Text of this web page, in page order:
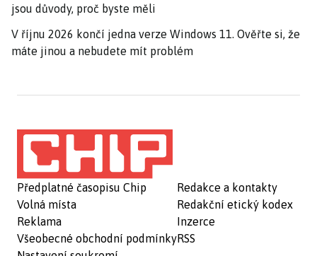
jsou důvody, proč byste měli
V říjnu 2026 končí jedna verze Windows 11. Ověřte si, že
máte jinou a nebudete mít problém
Předplatné časopisu Chip
Volná místa
Reklama
Všeobecné obchodní podmínky
Redakce a kontakty
Redakční etický kodex
Inzerce
RSS